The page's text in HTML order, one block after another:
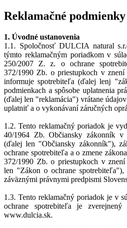
Reklamačné podmienky
1. Úvodné ustanovenia
1.1. Spoločnosť DULCIA natural
týmto reklamačným poriadkom v
250/2007 Z. z. o ochrane
372/1990 Zb. o priestupkoch v znení
informuje spotrebiteľa (ďalej lenj
podmienkach a spôsobe uplatnenia
(ďalej len "reklamácia") vrátane
uplatniť a o vykonávaní záručných
1.2. Tento reklamačný poriadok je
40/1964 Zb. Občiansky zákonník v
(ďalej len "Občiansky zákonník"),
ochrane spotrebiteľa a o zmene
372/1990 Zb. o priestupkoch v
len "Zákon o ochrane spotrebiteľa"),
záväznými právnymi predpismi
1.3. Tento reklamačný poriadok je v
ochrane spotrebiteľa je
www.dulcia.sk.